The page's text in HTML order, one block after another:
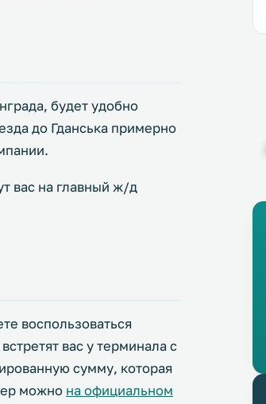
будет удобно
до Гданська примерно
вас на главный ж/д
воспользоваться
вас у терминала с
сумму, которая
можно на официальном